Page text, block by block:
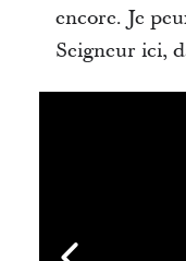
encore. Je
Seigneur ici,